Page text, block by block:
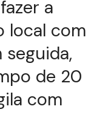
a
local com
seguida,
de 20
com